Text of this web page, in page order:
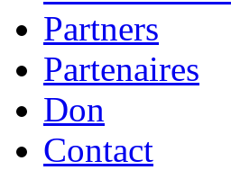
Partners
Partenaires
Don
Contact